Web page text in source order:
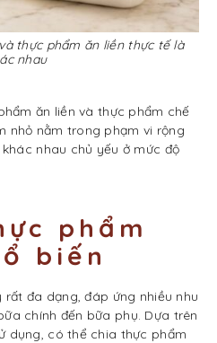
thực phẩm ăn liền thực tế là
nhau
ăn liền và thực phẩm chế
nhỏ nằm trong phạm vi rộng
nhau chủ yếu ở mức độ
phẩm
biến
đa dạng, đáp ứng nhiều nhu
chính đến bữa phụ. Dựa trên
dụng, có thể chia thực phẩm